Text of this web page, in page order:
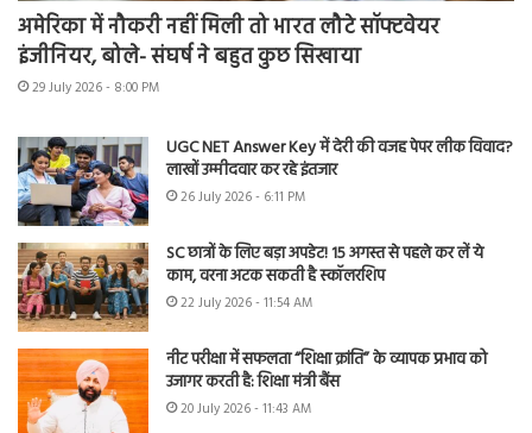
अमेरिका में नौकरी नहीं मिली तो भारत लौटे सॉफ्टवेयर
इंजीनियर, बोले- संघर्ष ने बहुत कुछ सिखाया
29 July 2026 - 8:00 PM
UGC NET Answer Key में देरी की वजह पेपर लीक विवाद?
लाखों उम्मीदवार कर रहे इंतजार
26 July 2026 - 6:11 PM
SC छात्रों के लिए बड़ा अपडेट! 15 अगस्त से पहले कर लें ये
काम, वरना अटक सकती है स्कॉलरशिप
22 July 2026 - 11:54 AM
नीट परीक्षा में सफलता “शिक्षा क्रांति” के व्यापक प्रभाव को
उजागर करती है: शिक्षा मंत्री बैंस
20 July 2026 - 11:43 AM